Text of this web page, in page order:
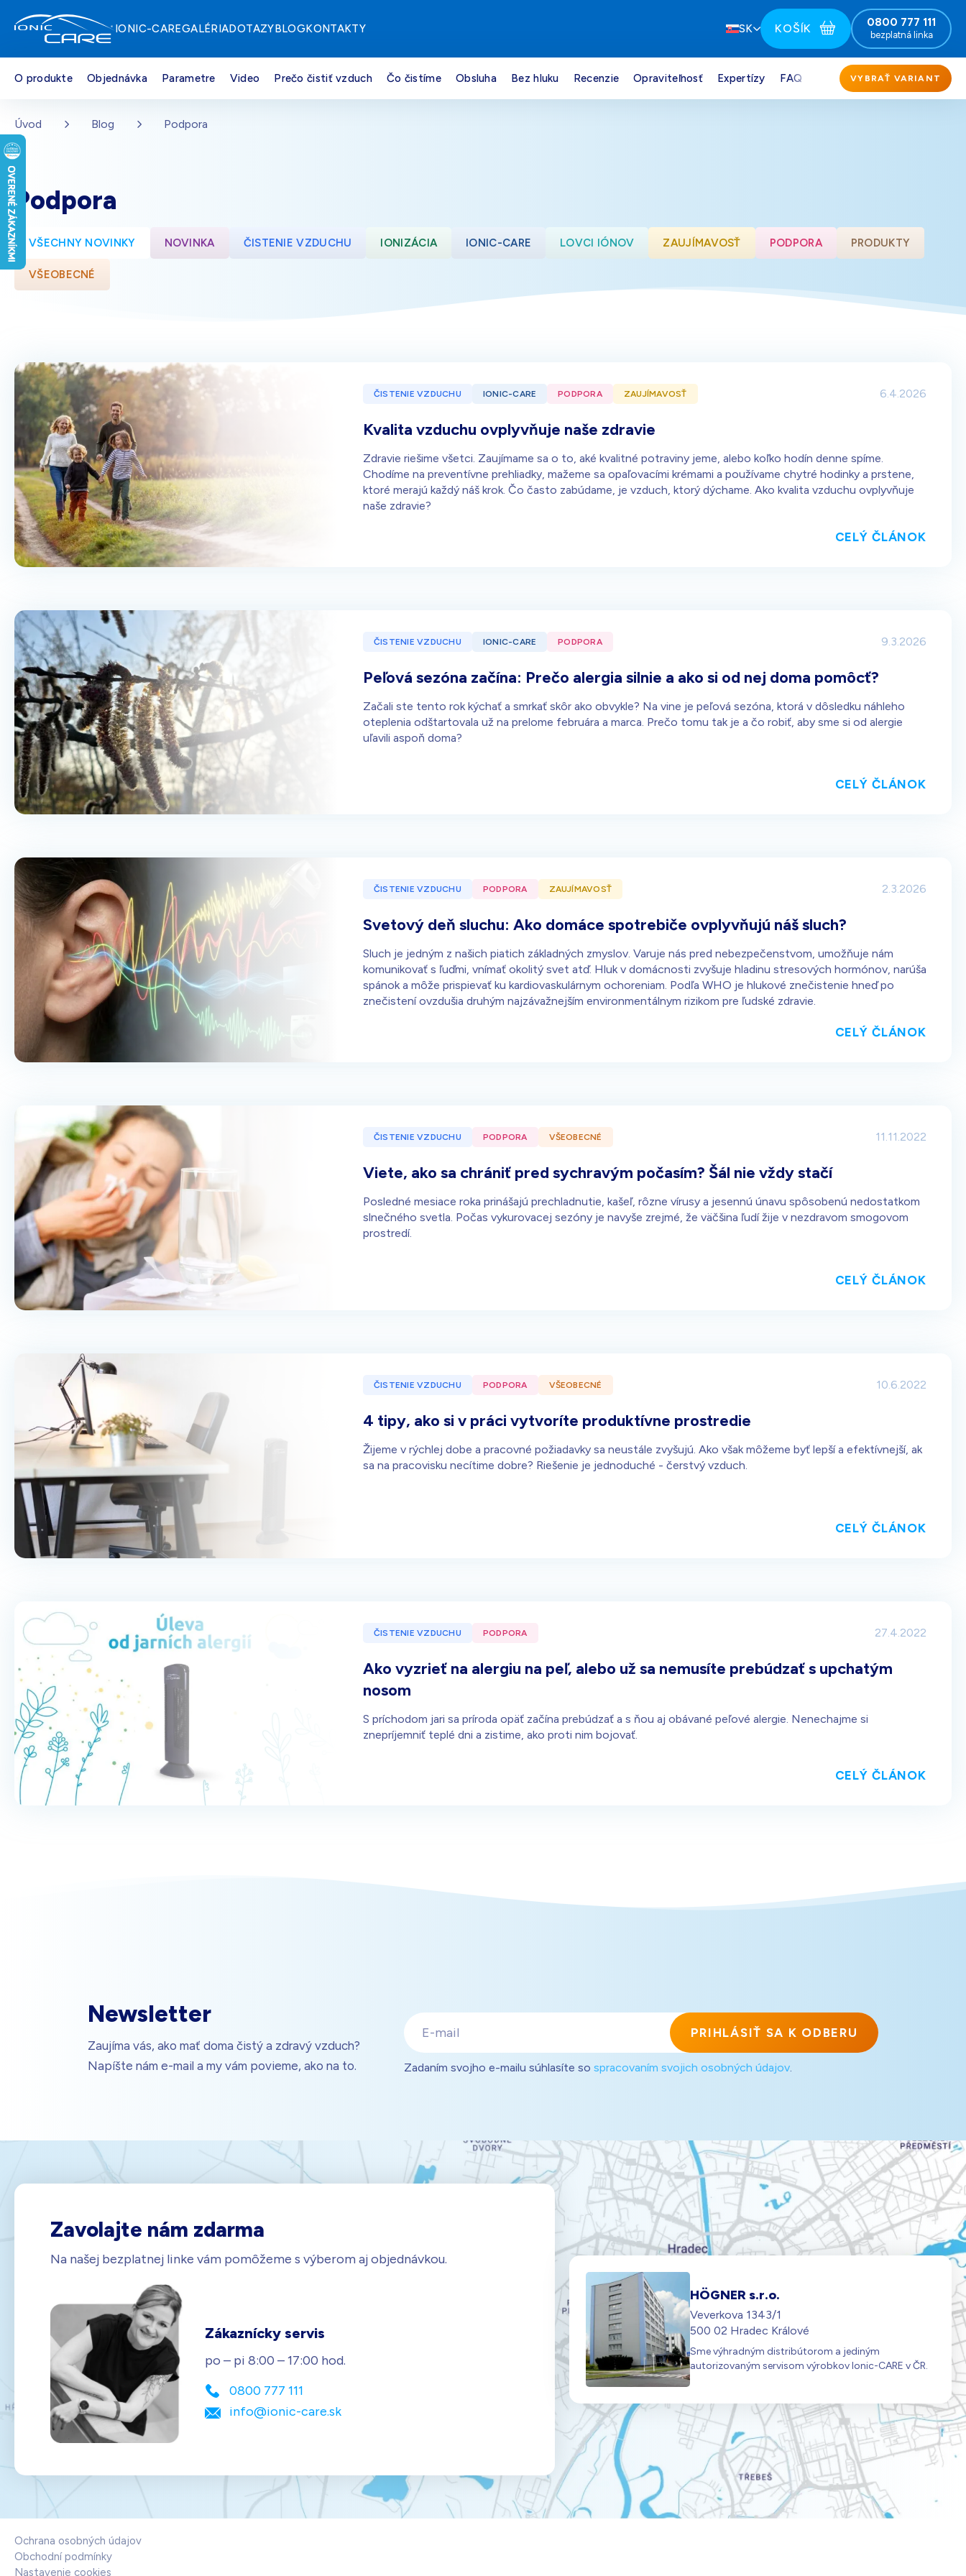
IONIC-CAREGALÉRIADOTAZYBLOGKONTAKTY SK KOŠÍK 0800 777 111
bezplatná linka
O produkte Objednávka Parametre Video Prečo čistiť vzduch Čo čistíme Obsluha Bez hluku Recenzie Opraviteľnosť Expertízy FAQ VYBRAŤ VARIANT
Úvod Blog Podpora
Podpora
VŠECHNY NOVINKY NOVINKA ČISTENIE VZDUCHU IONIZÁCIA IONIC-CARE LOVCI IÓNOV ZAUJÍMAVOSŤ PODPORA PRODUKTY
VŠEOBECNÉ
ČISTENIE VZDUCHU IONIC-CARE PODPORA ZAUJÍMAVOSŤ 6.4.2026
Kvalita vzduchu ovplyvňuje naše zdravie
Zdravie riešime všetci. Zaujímame sa o to, aké kvalitné potraviny jeme, alebo koľko hodín denne spíme.
Chodíme na preventívne prehliadky, mažeme sa opaľovacími krémami a používame chytré hodinky a prstene,
ktoré merajú každý náš krok. Čo často zabúdame, je vzduch, ktorý dýchame. Ako kvalita vzduchu ovplyvňuje
naše zdravie?
CELÝ ČLÁNOK
ČISTENIE VZDUCHU IONIC-CARE PODPORA 9.3.2026
Peľová sezóna začína: Prečo alergia silnie a ako si od nej doma pomôcť?
Začali ste tento rok kýchať a smrkať skôr ako obvykle? Na vine je peľová sezóna, ktorá v dôsledku náhleho
oteplenia odštartovala už na prelome februára a marca. Prečo tomu tak je a čo robiť, aby sme si od alergie
uľavili aspoň doma?
CELÝ ČLÁNOK
ČISTENIE VZDUCHU PODPORA ZAUJÍMAVOSŤ 2.3.2026
Svetový deň sluchu: Ako domáce spotrebiče ovplyvňujú náš sluch?
Sluch je jedným z našich piatich základných zmyslov. Varuje nás pred nebezpečenstvom, umožňuje nám
komunikovať s ľuďmi, vnímať okolitý svet atď. Hluk v domácnosti zvyšuje hladinu stresových hormónov, narúša
spánok a môže prispievať ku kardiovaskulárnym ochoreniam. Podľa WHO je hlukové znečistenie hneď po
znečistení ovzdušia druhým najzávažnejším environmentálnym rizikom pre ľudské zdravie.
CELÝ ČLÁNOK
ČISTENIE VZDUCHU PODPORA VŠEOBECNÉ 11.11.2022
Viete, ako sa chrániť pred sychravým počasím? Šál nie vždy stačí
Posledné mesiace roka prinášajú prechladnutie, kašeľ, rôzne vírusy a jesennú únavu spôsobenú nedostatkom
slnečného svetla. Počas vykurovacej sezóny je navyše zrejmé, že väčšina ľudí žije v nezdravom smogovom
prostredí.
CELÝ ČLÁNOK
ČISTENIE VZDUCHU PODPORA VŠEOBECNÉ 10.6.2022
4 tipy, ako si v práci vytvoríte produktívne prostredie
Žijeme v rýchlej dobe a pracovné požiadavky sa neustále zvyšujú. Ako však môžeme byť lepší a efektívnejší, ak
sa na pracovisku necítime dobre? Riešenie je jednoduché - čerstvý vzduch.
CELÝ ČLÁNOK
ČISTENIE VZDUCHU PODPORA 27.4.2022
Ako vyzrieť na alergiu na peľ, alebo už sa nemusíte prebúdzať s upchatým
nosom
S príchodom jari sa príroda opäť začína prebúdzať a s ňou aj obávané peľové alergie. Nenechajme si
znepríjemniť teplé dni a zistime, ako proti nim bojovať.
CELÝ ČLÁNOK
Newsletter
Zaujíma vás, ako mať doma čistý a zdravý vzduch?
Napíšte nám e-mail a my vám povieme, ako na to.
E-
mail
PRIHLÁSIŤ SA K ODBERU
Zadaním svojho e-mailu súhlasíte so spracovaním svojich osobných údajov.
Zavolajte nám zdarma
Na našej bezplatnej linke vám pomôžeme s výberom aj objednávkou.
Zákaznícky servis
po – pi 8:00 – 17:00 hod.
0800 777 111
info@ionic-care.sk
HÖGNER s.r.o.
Veverkova 1343/1
500 02 Hradec Králové
Sme výhradným distribútorom a jediným
autorizovaným servisom výrobkov Ionic-CARE v ČR.
Ochrana osobných údajov
Obchodní podmínky
Nastavenie cookies
Strieborná 151,00 €
Darček pre vás po zadaní kódu
Perleťovo biela
Darček pre vás po zadaní kódu
Na sklade – doprava zdarma